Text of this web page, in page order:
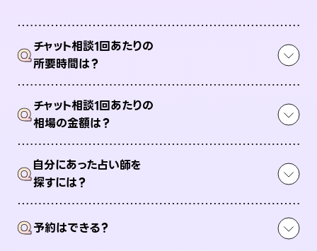
Qチャット相談1回あたりの
所要時間は？
Qチャット相談1回あたりの
相場の金額は？
Q自分にあった占い師を
探すには？
Q予約はできる？